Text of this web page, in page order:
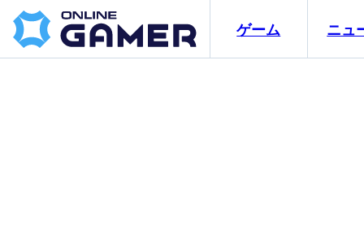
ゲーム ニュ